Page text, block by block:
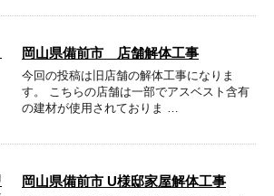
岡山県備前市 店舗解体工事
今回の投稿は旧店舗の解体工事になりま
す。 こちらの店舗は一部でアスベスト含有
の建材が使用されておりま …
岡山県備前市 U様邸家屋解体工事